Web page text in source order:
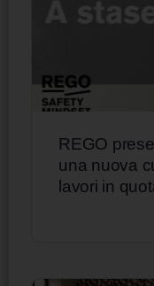
REGO
una nuova
lavori in